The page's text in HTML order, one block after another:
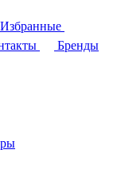
Избранные
Бренды